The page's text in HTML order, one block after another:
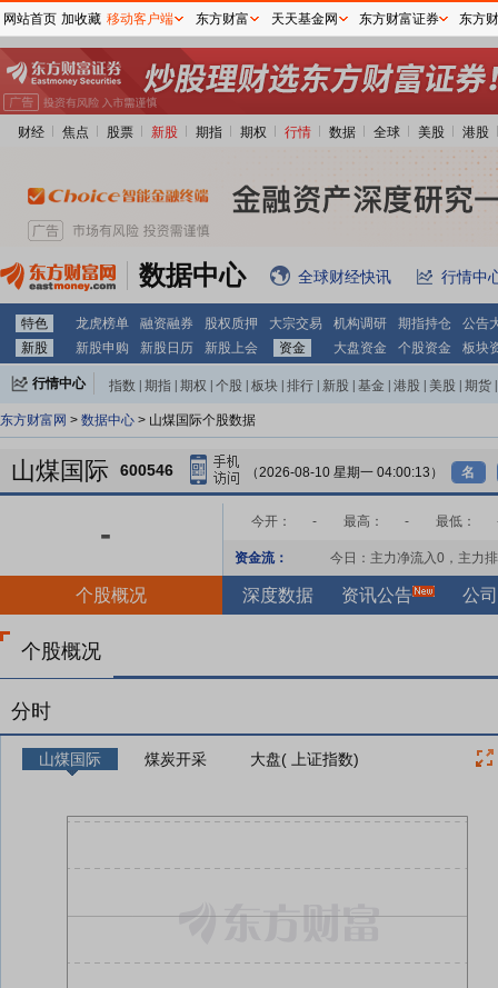
财经 焦点 股票 新股 期指 期权 行情 数据 全球 美股 港股
数据中心 全球财经快讯 行情中
特色 龙虎榜单 融资融券 股权质押 大宗交易 机构调研 期指持仓
公告
新股
新股申购 新股日历 新股上会 资金 大盘资金 个股资金 板块
行情中心 指数 期指 期权 个股 板块 排行 新股 基金 港股 美股 期货
东方财富网 > 数据中心 > 山煤国际个股数据
山煤国际 600546 （2026-08-10 星期一 04:00:13） 名
- 今开： - 最高： - 最低：
资金流： 今日：主力净流入0 ，主力
个股概况 深度数据 资讯公告 公
个股概况
分时
山煤国际 煤炭开采 大盘( 上证指数)
网站首页 加收藏 移动客户端 东方财富 天天基金网 东方财富证券 东方